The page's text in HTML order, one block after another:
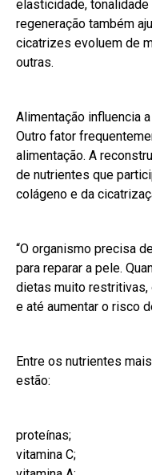
elasticidade,
regeneração também
cicatrizes evoluem de
outras.
Alimentação influencia
Outro fator
alimentação. A
de nutrientes que
colágeno e da
“O organismo precisa
para reparar a pele.
dietas muito
e até aumentar o risco
Entre os nutrientes
estão:
proteínas;
vitamina C;